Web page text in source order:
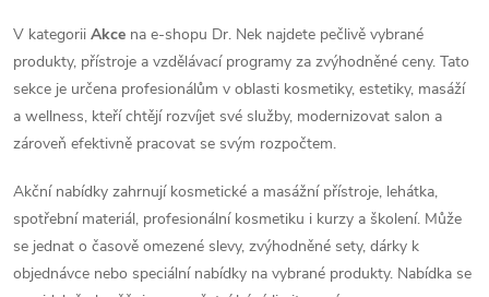
d
a
c
í
p
r
v
á
n
k
o
v
á
n
í
V kategorii Akce na e-shopu Dr. Nek najdete pečlivě vybrané
produkty, přístroje a vzdělávací programy za zvýhodněné ceny. Tato
sekce je určena profesionálům v oblasti kosmetiky, estetiky, masáží
a wellness, kteří chtějí rozvíjet své služby, modernizovat salon a
zároveň efektivně pracovat se svým rozpočtem.
Akční nabídky zahrnují kosmetické a masážní přístroje, lehátka,
spotřební materiál, profesionální kosmetiku i kurzy a školení. Může
se jednat o časově omezené slevy, zvýhodněné sety, dárky k
objednávce nebo speciální nabídky na vybrané produkty. Nabídka se